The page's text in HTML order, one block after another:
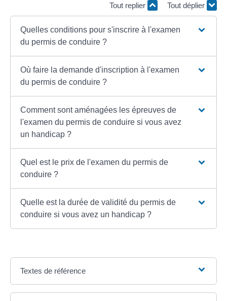
Tout replier Tout déplier
Quelles conditions pour s'inscrire à l'examen
du permis de conduire ?
Où faire la demande d'inscription à l'examen
du permis de conduire ?
Comment sont aménagées les épreuves de
l'examen du permis de conduire si vous avez
un handicap ?
Quel est le prix de l'examen du permis de
conduire ?
Quelle est la durée de validité du permis de
conduire si vous avez un handicap ?
Textes de référence